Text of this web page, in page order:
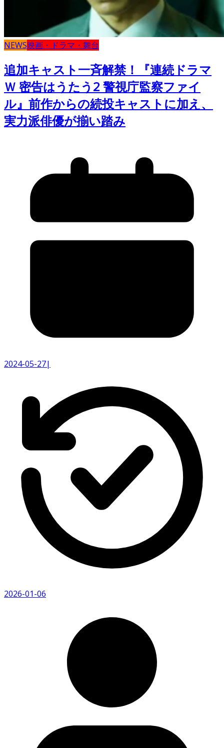
NEWS映画・ドラマ・舞台
追加キャスト一斉解禁！『連続ドラマ
Ｗ 密告はうたう2 警視庁監察ファイ
ル』前作からの続投キャストに加え、
実力派俳優が揃い踏み
2024-05-27|
2026-01-06